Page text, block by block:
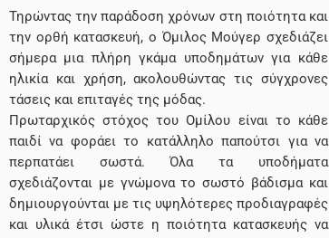
Τηρώντας την παράδοση χρόνων στη ποιότητα και
την ορθή κατασκευή, ο Όμιλος Μούγερ σχεδιάζει
σήμερα μια πλήρη γκάμα υποδημάτων για κάθε
ηλικία και χρήση, ακολουθώντας τις σύγχρονες
τάσεις και επιταγές της μόδας.
Πρωταρχικός στόχος του Ομίλου είναι το κάθε
παιδί να φοράει το κατάλληλο παπούτσι για να
περπατάει σωστά. Όλα τα υποδήματα
σχεδιάζονται με γνώμονα το σωστό βάδισμα και
δημιουργούνται με τις υψηλότερες προδιαγραφές
και υλικά έτσι ώστε η ποιότητα κατασκευής να